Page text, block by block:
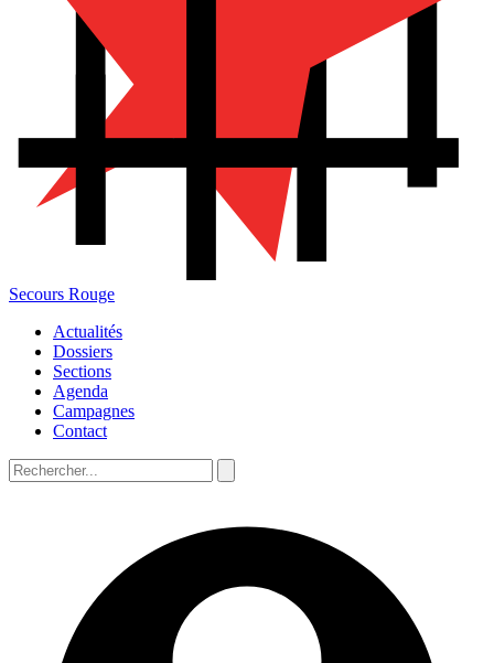
Secours Rouge
Actualités
Dossiers
Sections
Agenda
Campagnes
Contact